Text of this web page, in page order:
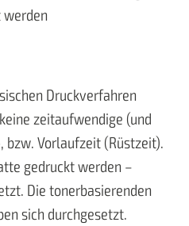
Druckverfahren
zeitaufwendige (und
Vorlaufzeit (Rüstzeit).
gedruckt werden –
Die tonerbasierenden
sich durchgesetzt.